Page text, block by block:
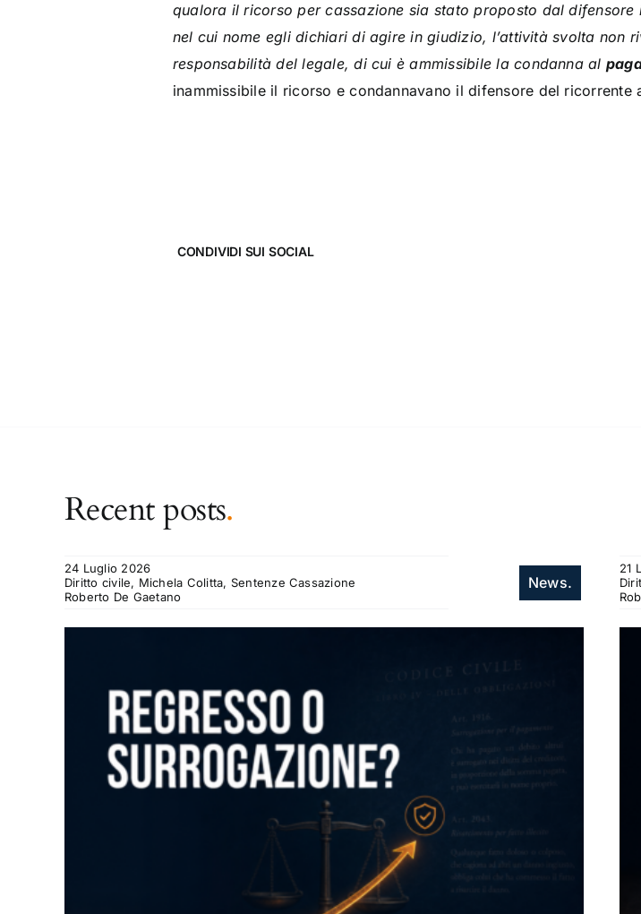
qualora il ricorso per cassazione sia stato proposto dal
nel cui nome egli dichiari di agire in giudizio, l’attività svolta non
responsabilità del legale, di cui è ammissibile la condanna al
inammissibile il ricorso e condannavano il difensore del ricorrente
CONDIVIDI SUI SOCIAL
Recent posts.
24 Luglio 2026
Diritto civile, Michela Colitta, Sentenze Cassazione
Roberto De Gaetano
News.
21